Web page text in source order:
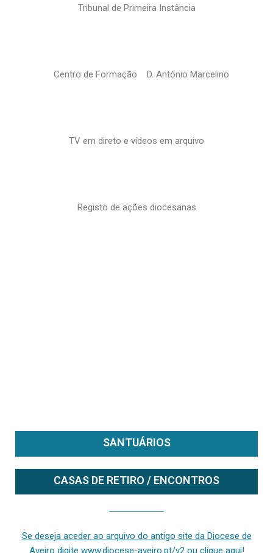
Tribunal de Primeira Instância
Centro de Formação D. António Marcelino
TV em direto e vídeos em arquivo
Registo de ações diocesanas
SANTUÁRIOS
CASAS DE RETIRO / ENCONTROS
Se deseja aceder ao arquivo do antigo site da Diocese de
Aveiro digite www.diocese-aveiro.pt/v2 ou clique aqui!